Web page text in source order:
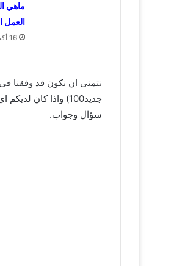
ماهي
العمل
16 أكتوبر، 2022
نتمنى ان نكون قد وفقنا
جديد100) واذا كان لديكم اي اسألة اخري يسعدنا تلقي جميع اسألتكم فى التعليقات وسيقوم فريق عمل موقع
سؤال وجواب.